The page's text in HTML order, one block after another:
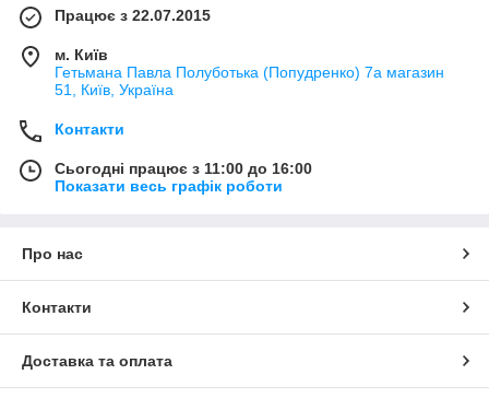
Працює з 22.07.2015
м. Київ
Гетьмана Павла Полуботька (Попудренко) 7а магазин
51, Київ, Україна
Контакти
Сьогодні працює з 11:00 до 16:00
Показати весь графік роботи
Про нас
Контакти
Доставка та оплата